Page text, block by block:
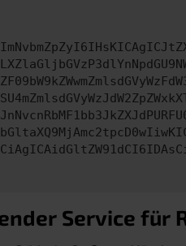
Service für